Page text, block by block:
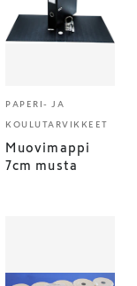
PAPERI- JA
KOULUTARVIKKEET
Muovimappi
7cm musta